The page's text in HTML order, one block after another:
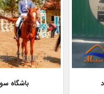
باشگاه